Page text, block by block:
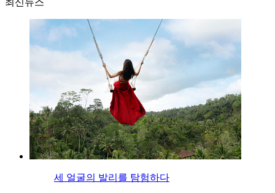
최신뉴스
세 얼굴의 발리를 탐험하다